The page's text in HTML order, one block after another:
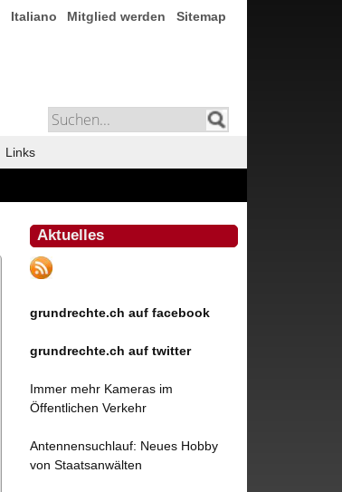
Italiano Mitglied werden Sitemap
Links
Aktuelles
grundrechte.ch auf facebook
grundrechte.ch auf twitter
Immer mehr Kameras im
Öffentlichen Verkehr
Antennensuchlauf: Neues Hobby
von Staatsanwälten